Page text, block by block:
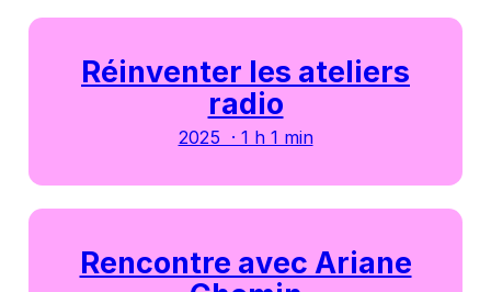
Réinventer les ateliers
radio
2025 · 1 h 1 min
Rencontre avec Ariane